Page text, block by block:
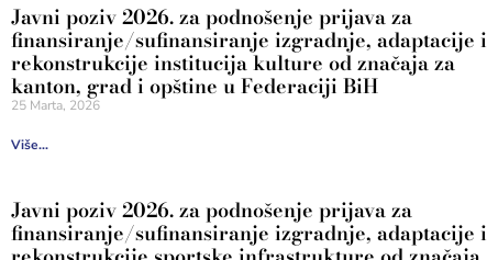
Javni poziv 2026. za podnošenje prijava za
finansiranje/sufinansiranje izgradnje, adaptacije i
rekonstrukcije institucija kulture od značaja za
kanton, grad i opštine u Federaciji BiH
25 Marta, 2026
Više...
Javni poziv 2026. za podnošenje prijava za
finansiranje/sufinansiranje izgradnje, adaptacije i